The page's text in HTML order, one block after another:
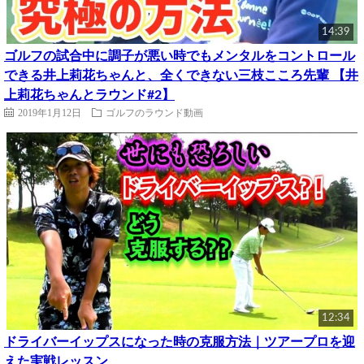
14:39
ゴルフの試合中に調子が悪い時でもメンタルをコントロール
できる井上莉花ちゃんと、全くできない三枝こころ先輩 【井
上莉花ちゃんとラウンド#2】
2019年1月12日 ゴルフのラウンド動画
12:34
ドライバーイップスになった時の克服方法｜ツアープロを迎
えた実戦レッスン